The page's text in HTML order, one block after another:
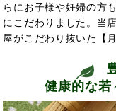
らにお子様や妊婦の方
にこだわりました。当
屋がこだわり抜いた【
健康的な若